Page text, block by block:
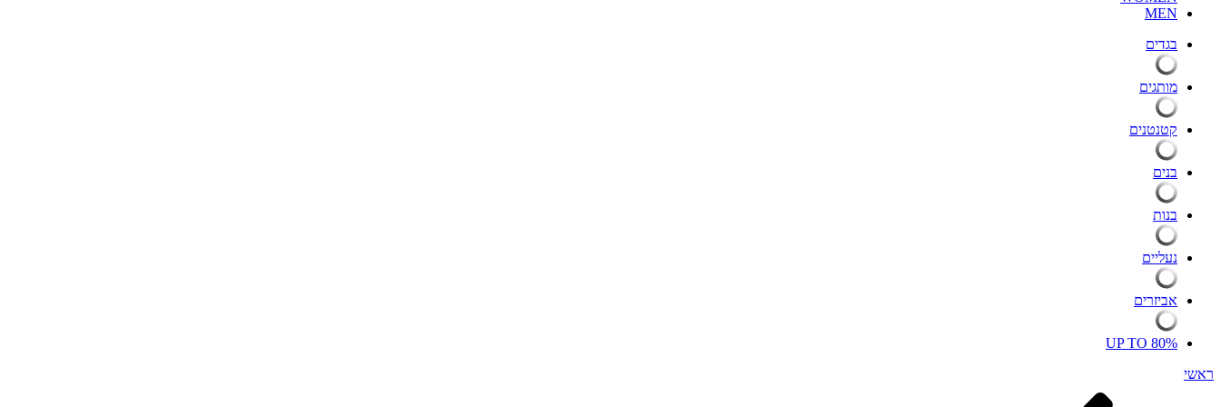
MEN
בגדים
מותגים
קטנטנים
בנים
בנות
נעליים
אביזרים
UP TO 80%
ראשי